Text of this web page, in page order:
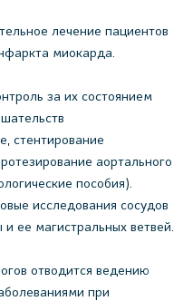
лечение пациентов
миокарда.
за их состоянием
стентирование
аортального
пособия).
исследования сосудов
ее магистральных ветвей.
отводится ведению
при